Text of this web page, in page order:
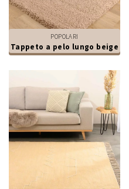
POPOLARI
Tappeto a pelo lungo beige